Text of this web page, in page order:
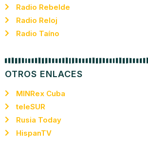
Radio Rebelde
Radio Reloj
Radio Taíno
OTROS ENLACES
MINRex Cuba
teleSUR
Rusia Today
HispanTV